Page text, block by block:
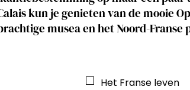
kun je genieten van de mooie
musea en het Noord-Franse
Het Franse leven